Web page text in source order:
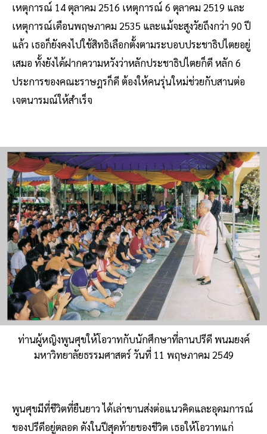
เหตุการณ์ 14 ตุลาคม 2516 เหตุการณ์ 6 ตุลาคม 2519 และ
เหตุการณ์เดือนพฤษภาคม 2535 และแม้จะสูงวัยถึงกว่า 90 ปี
แล้ว เธอก็ยังคงไปใช้สิทธิเลือกตั้งตามระบอบประชาธิปไตยอยู่
เสมอ ทั้งยังได้ฝากความหวังว่าหลักประชาธิปไตยก็ดี หลัก 6
ประการของคณะราษฎรก็ดี ต้องให้คนรุ่นใหม่ช่วยกับสานต่อ
เจตนารมณ์ให้สำเร็จ
ท่านผู้หญิงพูนศุขให้โอวาทกับนักศึกษาที่ลานปรีดี พนมยงค์
มหาวิทยาลัยธรรมศาสตร์ วันที่ 11 พฤษภาคม 2549
พูนศุขมีที่ชีวิตที่ยืนยาว ได้เล่าขานส่งต่อแนวคิดและอุดมการณ์
ของปรีดีอยู่ตลอด ดังในปีสุดท้ายของชีวิต เธอให้โอวาทแก่